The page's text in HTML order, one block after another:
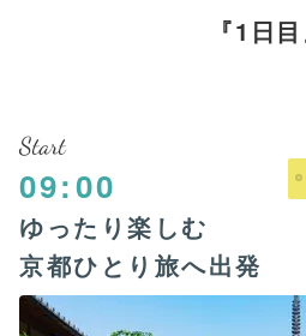
1日目
Start
09:00
ゆったり楽しむ
京都ひとり旅へ出発